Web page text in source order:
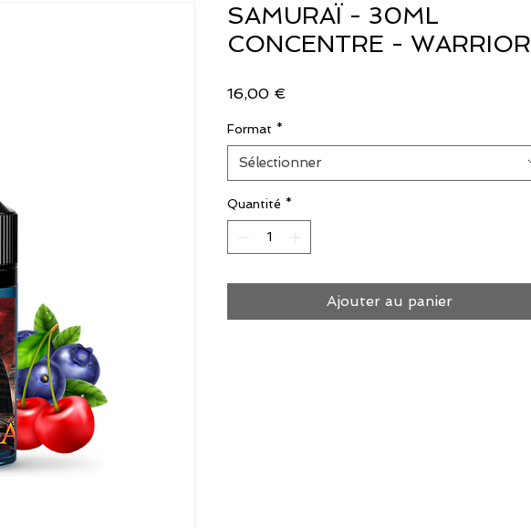
SAMURAÏ - 30ML
CONCENTRE - WARRIOR
16,00 €
Format *
Sélectionner
Quantité *
Ajouter au panier